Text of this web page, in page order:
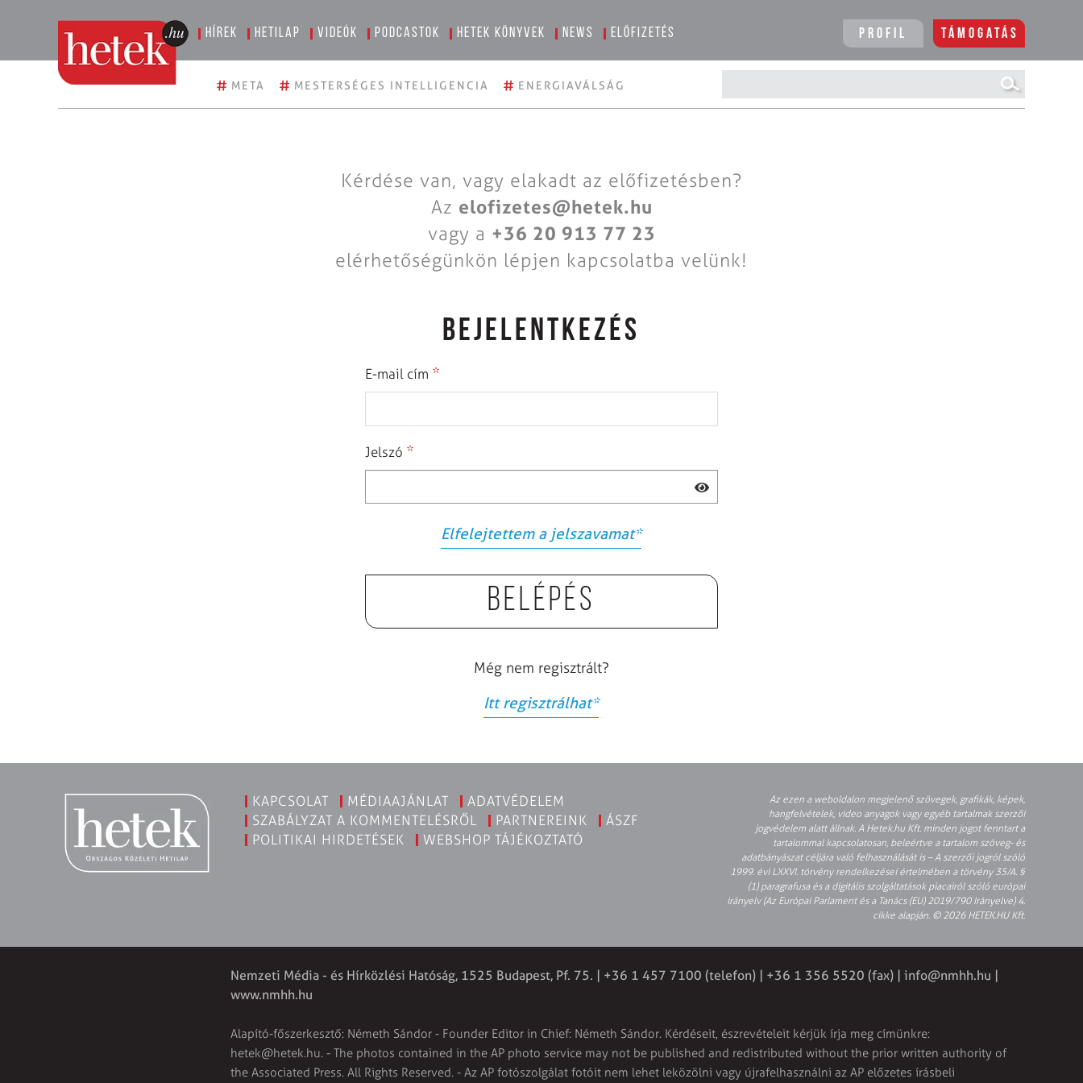
Hírek Hetilap Videók Podcastok Hetek könyvek News Előfizetés Profil Támogatás
# META # MESTERSÉGES INTELLIGENCIA # ENERGIAVÁLSÁG
Kérdése van, vagy elakadt az előfizetésben?
Az elofizetes@hetek.hu
vagy a +36 20 913 77 23
elérhetőségünkön lépjen kapcsolatba velünk!
BEJELENTKEZÉS
E-mail cím *
Jelszó *
Elfelejtettem a jelszavamat*
Belépés
Még nem regisztrált?
Itt regisztrálhat*
KAPCSOLAT MÉDIAAJÁNLAT
ADATVÉDELEM
SZABÁLYZAT A KOMMENTELÉSRŐL
PARTNEREINK
ÁSZF
POLITIKAI HIRDETÉSEK
WEBSHOP TÁJÉKOZTATÓ
Az ezen a weboldalon megjelenő szövegek, grafikák, képek,
hangfelvételek, video anyagok vagy egyéb tartalmak szerzői
jogvédelem alatt állnak. A Hetek.hu Kft. minden jogot fenntart a
tartalommal kapcsolatosan, beleértve a tartalom szöveg- és
adatbányászat céljára való felhasználását is – A szerzői jogról szóló
1999. évi LXXVI. törvény rendelkezései értelmében a törvény 35/A. §
(1) paragrafusa és a digitális szolgáltatások piacairól szóló európai
irányelv (Az Európai Parlament és a Tanács (EU) 2019/790 Irányelve) 4.
cikke alapján. © 2026 HETEK.HU Kft.
Nemzeti Média - és Hírközlési Hatóság, 1525 Budapest, Pf. 75. | +36 1 457 7100 (telefon) | +36 1 356 5520 (fax) | info@nmhh.hu |
www.nmhh.hu
Alapító-főszerkesztő: Németh Sándor - Founder Editor in Chief: Németh Sándor. Kérdéseit, észrevételeit kérjük írja meg címünkre:
hetek@hetek.hu. - The photos contained in the AP photo service may not be published and redistributed without the prior written authority of
the Associated Press. All Rights Reserved. - Az AP fotószolgálat fotóit nem lehet leközölni vagy újrafelhasználni az AP előzetes írásbeli